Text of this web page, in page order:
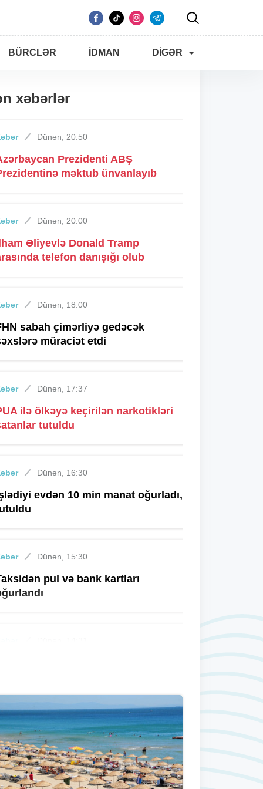
BÜRCLƏR İDMAN DIGƏR
xəbərlər
Dünən, 20:50
Prezidenti ABŞ
məktub ünvanlayıb
Dünən, 20:00
Əliyevlə Donald Tramp
telefon danışığı olub
Dünən, 18:00
sabah çimərliyə gedəcək
müraciət etdi
Dünən, 17:37
ilə ölkəyə keçirilən narkotikləri
tutuldu
Dünən, 16:30
evdən 10 min manat oğurladı,
Dünən, 15:30
pul və bank kartları
Dünən, 14:20
əri xanımının ad günündə